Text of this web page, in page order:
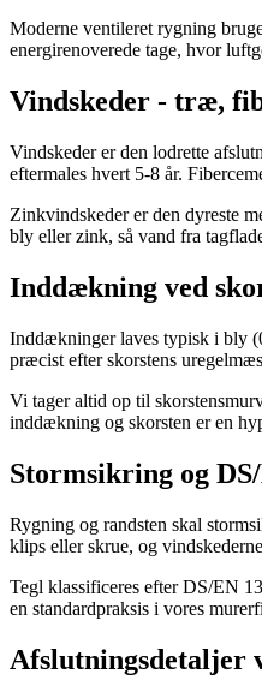
Moderne ventileret rygning
energirenoverede tage, hvor
Vindskeder - træ,
Vindskeder er den lodrette
eftermales hvert 5-8 år.
Zinkvindskeder er den dyreste
bly eller zink, så vand fra
Inddækning ved
Inddækninger laves typisk i bly
præcist efter skorstens
Vi tager altid op til
inddækning og skorsten er en
Stormsikring og
Rygning og randsten skal
klips eller skrue, og
Tegl klassificeres efter DS/EN
en standardpraksis i vores
Afslutningsdetaljer